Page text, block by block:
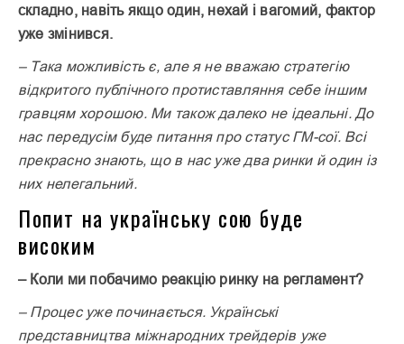
складно, навіть якщо один, нехай і вагомий, фактор
уже змінився.
– Така можливість є, але я не вважаю стратегію
відкритого публічного протиставляння себе іншим
гравцям хорошою. Ми також далеко не ідеальні. До
нас передусім буде питання про статус ГМ-сої. Всі
прекрасно знають, що в нас уже два ринки й один із
них нелегальний.
Попит на українську сою буде
високим
– Коли ми побачимо реакцію ринку на регламент?
– Процес уже починається. Українські
представництва міжнародних трейдерів уже